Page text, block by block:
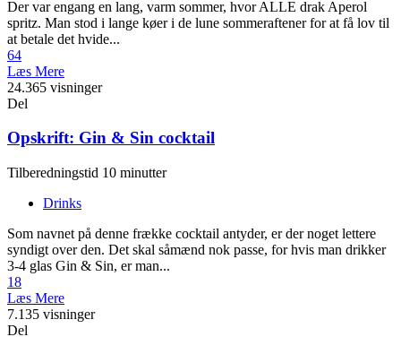
Der var engang en lang, varm sommer, hvor ALLE drak Aperol
spritz. Man stod i lange køer i de lune sommeraftener for at få lov til
at betale det hvide...
64
Læs Mere
24.365 visninger
Del
Opskrift: Gin & Sin cocktail
Tilberedningstid 10 minutter
Drinks
Som navnet på denne frække cocktail antyder, er der noget lettere
syndigt over den. Det skal såmænd nok passe, for hvis man drikker
3-4 glas Gin & Sin, er man...
18
Læs Mere
7.135 visninger
Del